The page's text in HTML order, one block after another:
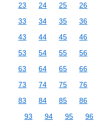
23
24 25 26
33
34 35 36
43
44 45 46
53
54 55 56
63
64 65 66
73
74 75 76
83
84 85 86
93
94 95 96